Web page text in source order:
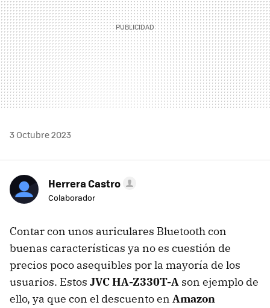
3 Octubre 2023
Herrera Castro
Colaborador
Contar con unos auriculares Bluetooth con
buenas características ya no es cuestión de
precios poco asequibles por la mayoría de los
usuarios. Estos JVC HA-Z330T-A son ejemplo de
ello, ya que con el descuento en Amazon